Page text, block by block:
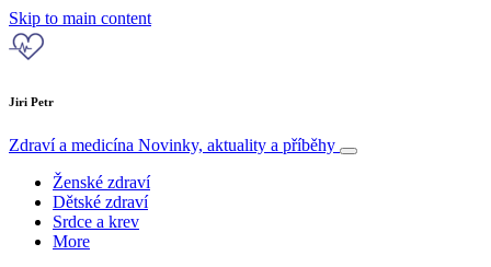
Skip to main content
Jiri Petr
Zdraví a medicína Novinky, aktuality a příběhy
Ženské zdraví
Dětské zdraví
Srdce a krev
More